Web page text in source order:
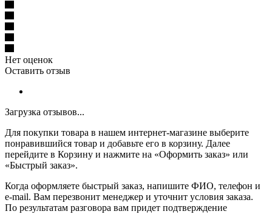
Нет оценок
Оставить отзыв
Загрузка отзывов...
Для покупки товара в нашем интернет-магазине выберите
понравившийся товар и добавьте его в корзину. Далее
перейдите в Корзину и нажмите на «Оформить заказ» или
«Быстрый заказ».
Когда оформляете быстрый заказ, напишите ФИО, телефон и
e-mail. Вам перезвонит менеджер и уточнит условия заказа.
По результатам разговора вам придет подтверждение